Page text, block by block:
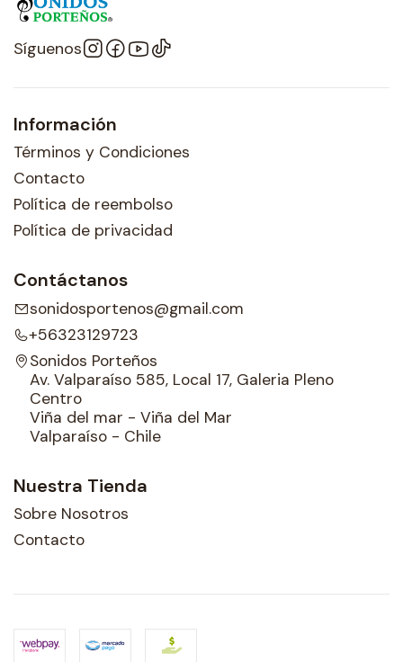
Síguenos
Información
Términos y Condiciones
Contacto
Política de reembolso
Política de privacidad
Contáctanos
sonidosportenos@gmail.com
+56323129723
Sonidos Porteños
Av. Valparaíso 585, Local 17, Galeria Pleno
Centro
Viña del mar - Viña del Mar
Valparaíso - Chile
Nuestra Tienda
Sobre Nosotros
Contacto